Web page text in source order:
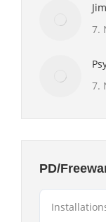
7.
7.
PD/